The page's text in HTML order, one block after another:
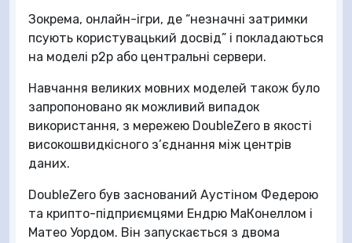
Зокрема, онлайн-ігри, де “незначні затримки
псують користувацький досвід” і покладаються
на моделі p2p або центральні сервери.
Навчання великих мовних моделей також було
запропоновано як можливий випадок
використання, з мережею DoubleZero в якості
високошвидкісного з’єднання між центрів
даних.
DoubleZero був заснований Аустіном Федерою
та крипто-підприємцями Ендрю МаКонеллом і
Матео Уордом. Він запускається з двома